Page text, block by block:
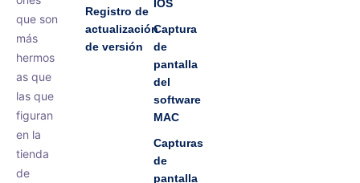
que son
más
hermos
as que
las que
figuran
en la
tienda
de
Registro de
actualización
de versión
IOS
Captura
de
pantalla
del
software
MAC
Capturas
de
pantalla